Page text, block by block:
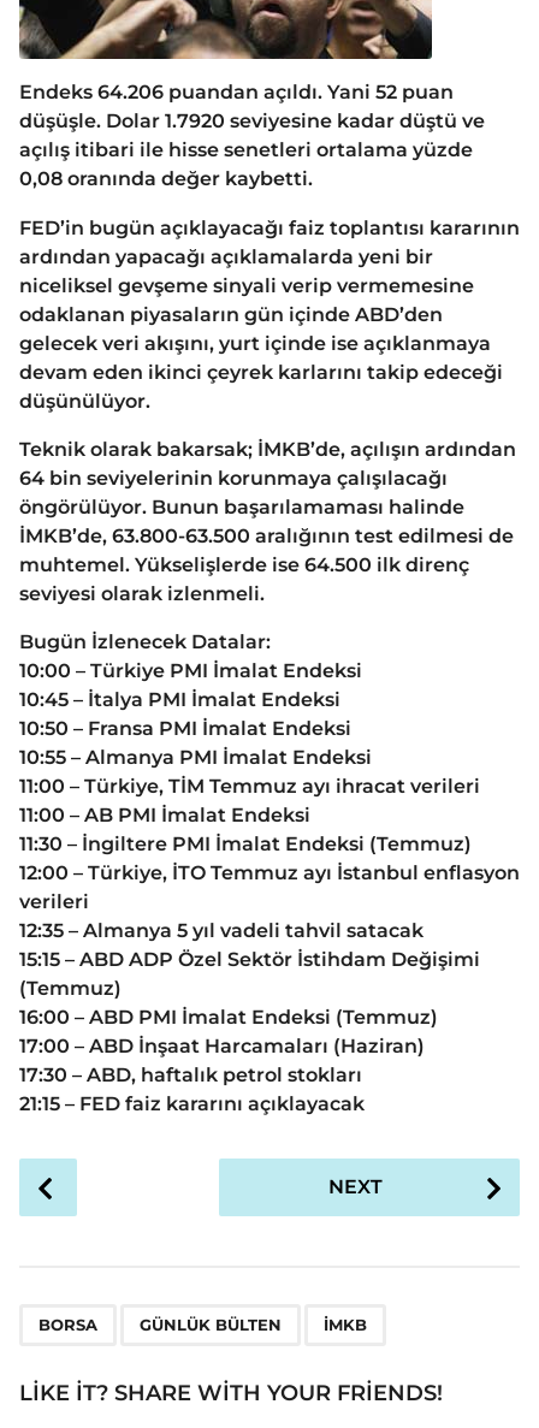
Endeks 64.206 puandan açıldı. Yani 52 puan
düşüşle. Dolar 1.7920 seviyesine kadar düştü ve
açılış itibari ile hisse senetleri ortalama yüzde
0,08 oranında değer kaybetti.
FED’in bugün açıklayacağı faiz toplantısı kararının
ardından yapacağı açıklamalarda yeni bir
niceliksel gevşeme sinyali verip vermemesine
odaklanan piyasaların gün içinde ABD’den
gelecek veri akışını, yurt içinde ise açıklanmaya
devam eden ikinci çeyrek karlarını takip edeceği
düşünülüyor.
Teknik olarak bakarsak; İMKB’de, açılışın ardından
64 bin seviyelerinin korunmaya çalışılacağı
öngörülüyor. Bunun başarılamaması halinde
İMKB’de, 63.800-63.500 aralığının test edilmesi de
muhtemel. Yükselişlerde ise 64.500 ilk direnç
seviyesi olarak izlenmeli.
Bugün İzlenecek Datalar:
10:00 – Türkiye PMI İmalat Endeksi
10:45 – İtalya PMI İmalat Endeksi
10:50 – Fransa PMI İmalat Endeksi
10:55 – Almanya PMI İmalat Endeksi
11:00 – Türkiye, TİM Temmuz ayı ihracat verileri
11:00 – AB PMI İmalat Endeksi
11:30 – İngiltere PMI İmalat Endeksi (Temmuz)
12:00 – Türkiye, İTO Temmuz ayı İstanbul enflasyon
verileri
12:35 – Almanya 5 yıl vadeli tahvil satacak
15:15 – ABD ADP Özel Sektör İstihdam Değişimi
(Temmuz)
16:00 – ABD PMI İmalat Endeksi (Temmuz)
17:00 – ABD İnşaat Harcamaları (Haziran)
17:30 – ABD, haftalık petrol stokları
21:15 – FED faiz kararını açıklayacak
i
NEXT
BORSA GÜNLÜK BÜLTEN İMKB
LIKE IT? SHARE WITH YOUR FRIENDS!